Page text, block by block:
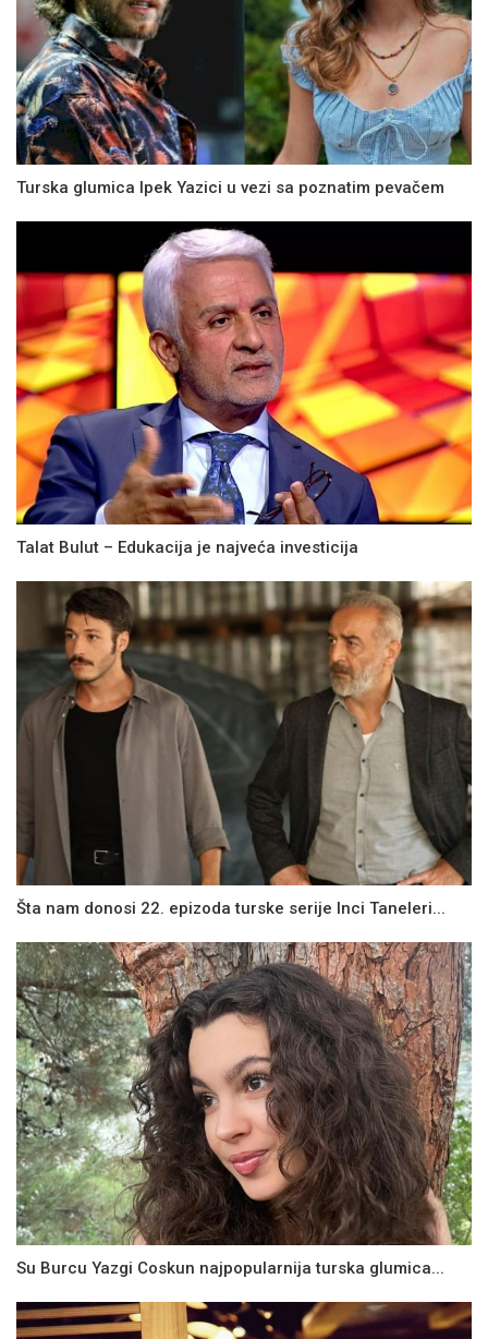
Turska glumica Ipek Yazici u vezi sa poznatim pevačem
Talat Bulut – Edukacija je najveća investicija
Šta nam donosi 22. epizoda turske serije Inci Taneleri...
Su Burcu Yazgi Coskun najpopularnija turska glumica...